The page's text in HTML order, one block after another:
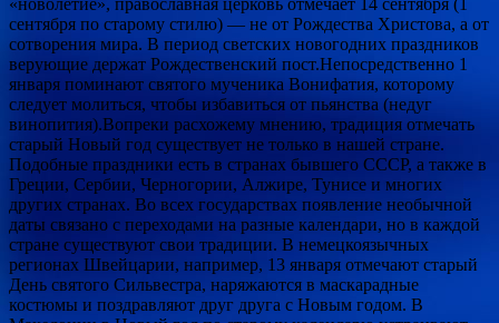
сентября по старому стилю) — не от Рождества Христова, а от
сотворения мира. В период светских новогодних праздников
верующие держат Рождественский пост.Непосредственно 1
января поминают святого мученика Вонифатия, которому
следует молиться, чтобы избавиться от пьянства (недуг
винопития).Вопреки расхожему мнению, традиция отмечать
старый Новый год существует не только в нашей стране.
Подобные праздники есть в странах бывшего СССР, а также в
Греции, Сербии, Черногории, Алжире, Тунисе и многих
других странах. Во всех государствах появление необычной
даты связано с переходами на разные календари, но в каждой
стране существуют свои традиции. В немецкоязычных
регионах Швейцарии, например, 13 января отмечают старый
День святого Сильвестра, наряжаются в маскарадные
костюмы и поздравляют друг друга с Новым годом. В